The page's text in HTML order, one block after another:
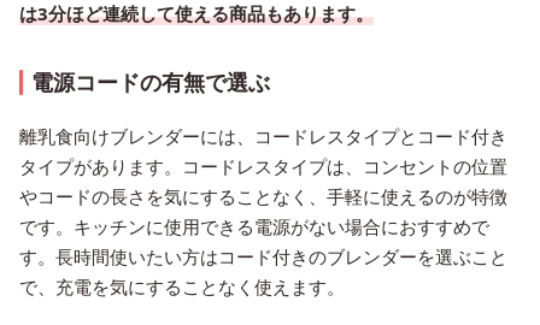
は3分ほど連続して使える商品もあります。
電源コードの有無で選ぶ
離乳食向けブレンダーには、コードレスタイプとコード付き
タイプがあります。コードレスタイプは、コンセントの位置
やコードの長さを気にすることなく、手軽に使えるのが特徴
です。キッチンに使用できる電源がない場合におすすめで
す。長時間使いたい方はコード付きのブレンダーを選ぶこと
で、充電を気にすることなく使えます。